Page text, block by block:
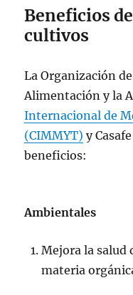
Beneficios
cultivos
La Organización
Alimentación y la
Internacional de
(CIMMYT) y
beneficios:
Ambientales
Mejora la salud
materia